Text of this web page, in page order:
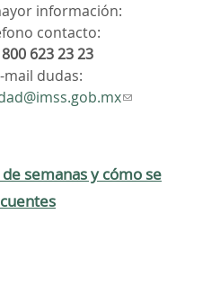
información:
contacto:
623 23 23
mail dudas:
semanas y cómo se